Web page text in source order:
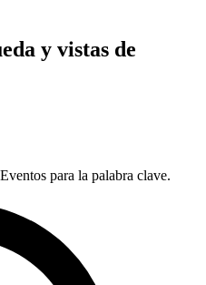
y vistas de
para la palabra clave.